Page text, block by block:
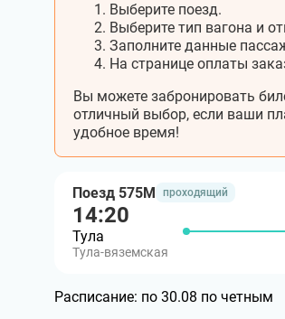
Выберите поезд.
Выберите тип вагона и
Заполните данные
На странице оплаты
Вы можете забронировать
отличный выбор, если ваши
удобное время!
Поезд 575М проходящий
14:20
Тула
Тула-вяземская
Расписание: по 30.08 по четным